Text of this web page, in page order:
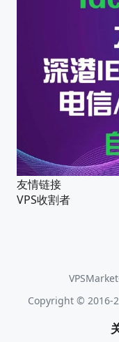
友情链接
VPS收割者
Copyright © 2016-